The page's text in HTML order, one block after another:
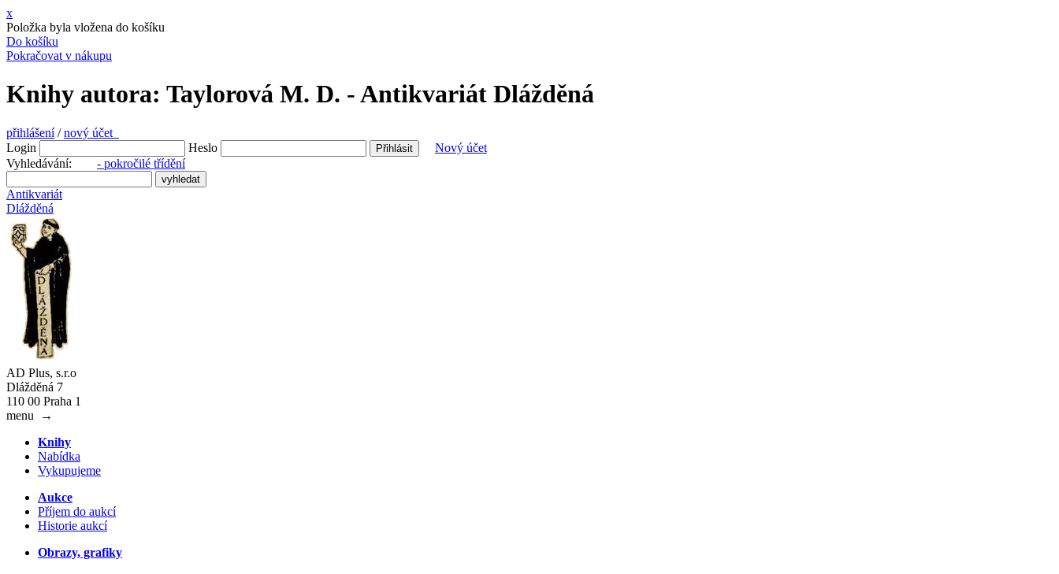
x
Položka byla vložena do košíku
Do košíku
Pokračovat v nákupu
Knihy autora: Taylorová M. D. - Antikvariát Dlážděná
přihlášení/nový účet
Login
Heslo
Nový účet
Vyhledávání: - pokročilé třídění
Antikvariát
Dlážděná
AD Plus, s.r.o
Dlážděná 7
110 00 Praha 1
menu
→
Knihy
Nabídka
Vykupujeme
Aukce
Příjem do aukcí
Historie aukcí
Obrazy, grafiky